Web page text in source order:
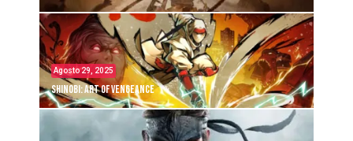
Agosto 29, 2025
Shinobi: Art of Vengeance